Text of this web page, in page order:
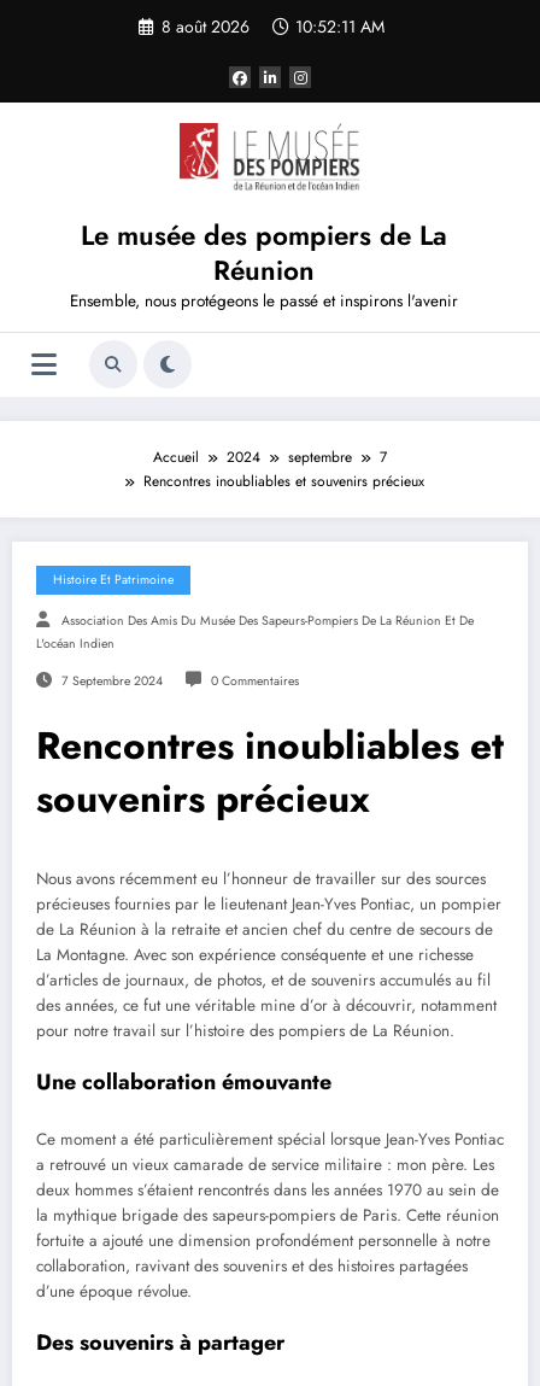
8 août 2026 10:52:13 AM
Le musée des pompiers de La
Réunion
Ensemble, nous protégeons le passé et inspirons l'avenir
Accueil 2024 septembre
7
Rencontres inoubliables et souvenirs précieux
Histoire Et Patrimoine
Association Des Amis Du Musée Des Sapeurs-Pompiers De La Réunion Et De
L'océan Indien
7 Septembre 2024 0 Commentaires
Rencontres inoubliables et
souvenirs précieux
Nous avons récemment eu l’honneur de travailler sur des sources
précieuses fournies par le lieutenant Jean-Yves Pontiac, un pompier
de La Réunion à la retraite et ancien chef du centre de secours de
La Montagne. Avec son expérience conséquente et une richesse
d’articles de journaux, de photos, et de souvenirs accumulés au fil
des années, ce fut une véritable mine d’or à découvrir, notamment
pour notre travail sur l’histoire des pompiers de La Réunion.
Une collaboration émouvante
Ce moment a été particulièrement spécial lorsque Jean-Yves Pontiac
a retrouvé un vieux camarade de service militaire : mon père. Les
deux hommes s’étaient rencontrés dans les années 1970 au sein de
la mythique brigade des sapeurs-pompiers de Paris. Cette réunion
fortuite a ajouté une dimension profondément personnelle à notre
collaboration, ravivant des souvenirs et des histoires partagées
d’une époque révolue.
Des souvenirs à partager